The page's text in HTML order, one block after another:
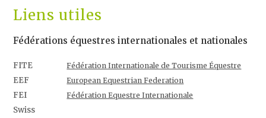
Liens utiles
Fédérations équestres internationales et nationales
FITE Fédération Internationale de Tourisme Équestre
EEF European Equestrian Federation
FEI Fédération Equestre Internationale
Swiss